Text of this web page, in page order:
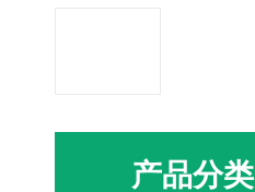
产品分类